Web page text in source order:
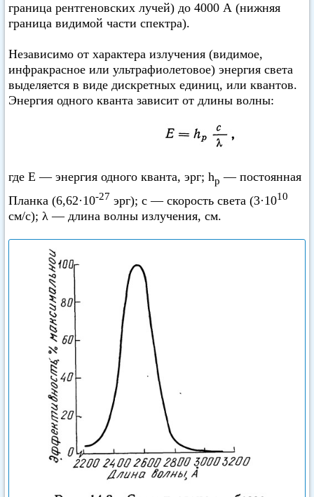
граница рентгеновских лучей) до 4000 А (нижняя
граница видимой части спектра).
Независимо от характера излучения (видимое,
инфракрасное или ультрафиолетовое) энергия света
выделяется в виде дискретных единиц, или квантов.
Энергия одного кванта зависит от длины волны:
где Е — энергия одного кванта, эрг; hp — постоянная
Планка (6,62·10-27 эрг); с — скорость света (3·1010
см/с); λ — длина волны излучения, см.